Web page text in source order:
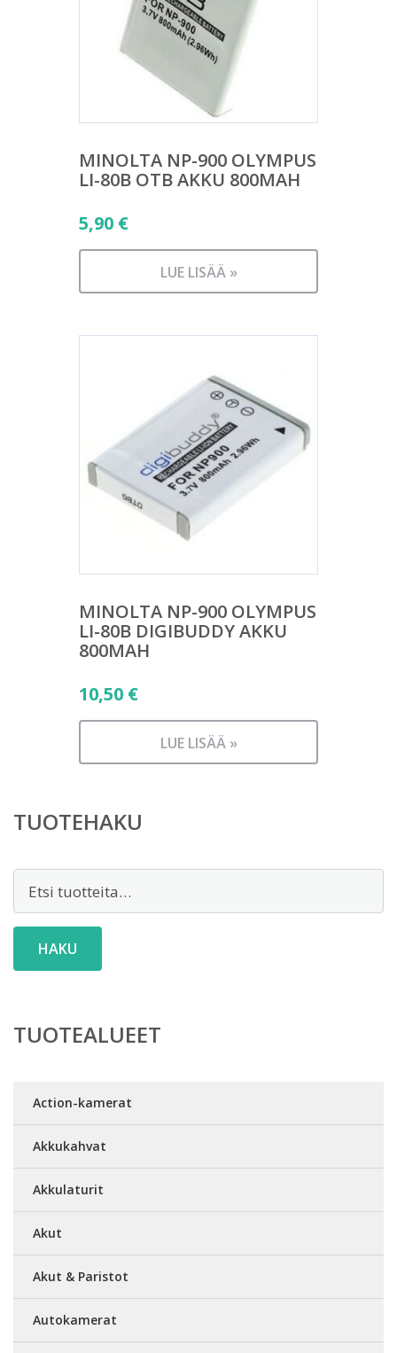
MINOLTA NP-900 OLYMPUS
LI-80B OTB AKKU 800MAH
5,90 €
LUE LISÄÄ »
MINOLTA NP-900 OLYMPUS
LI-80B DIGIBUDDY AKKU
800MAH
10,50 €
LUE LISÄÄ »
TUOTEHAKU
HAKU
TUOTEALUEET
Action-kamerat
Akkukahvat
Akkulaturit
Akut
Akut & Paristot
Autokamerat